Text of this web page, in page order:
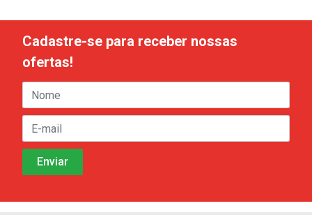
Cadastre-se para receber nossas
ofertas!